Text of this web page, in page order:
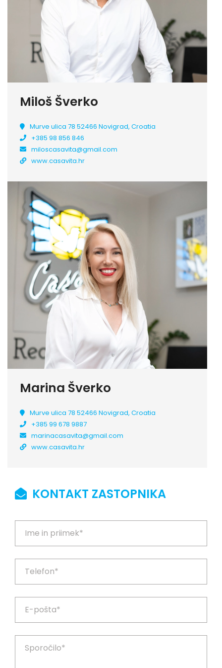
Miloš Šverko
Murve ulica 78 52466 Novigrad, Croatia
+385 98 856 846
miloscasavita@gmail.com
www.casavita.hr
Marina Šverko
Murve ulica 78 52466 Novigrad, Croatia
+385 99 678 9887
marinacasavita@gmail.com
www.casavita.hr
KONTAKT ZASTOPNIKA